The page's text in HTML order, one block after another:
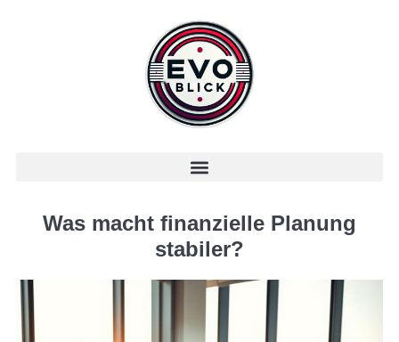
Was macht finanzielle Planung
stabiler?